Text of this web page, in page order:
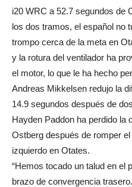
i20 WRC a 52.7 segundos de
los dos tramos, el español no
trompo cerca de la meta en
y la rotura del ventilador ha
el motor, lo que le ha hecho
Andreas Mikkelsen redujo la
14.9 segundos después de
Hayden Paddon ha perdido la
Ostberg después de romper
izquierdo en Otates.
“Hemos tocado un talud en el
brazo de convergencia